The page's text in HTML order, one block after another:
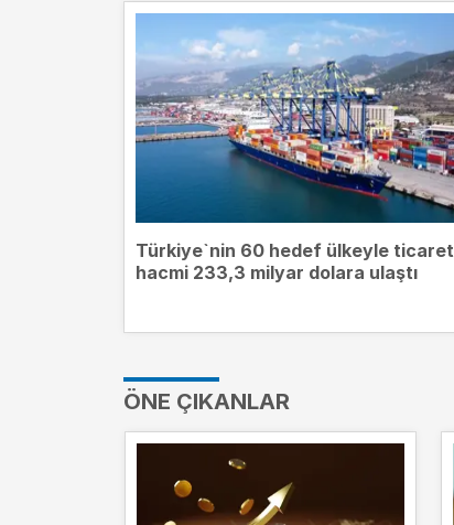
Türkiye`nin 60 hedef ülkeyle ticaret
hacmi 233,3 milyar dolara ulaştı
ÖNE ÇIKANLAR